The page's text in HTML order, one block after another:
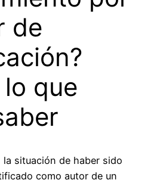
de
que
la situación de haber sido
como autor de un